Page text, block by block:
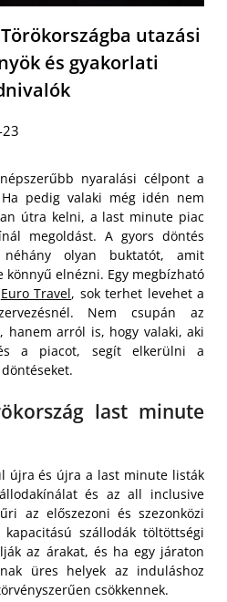
utazási
és gyakorlati
nyaralási célpont a
pedig valaki még idén nem
útra kelni, a last minute piac
megoldást. A gyors döntés
olyan buktatót, amit
könnyű elnézni. Egy megbízható
Euro Travel, sok terhet levehet a
Nem csupán az
hanem arról is, hogy valaki, aki
a piacot, segít elkerülni a
last minute
újra és újra a last minute listák
és az all inclusive
az előszezoni és szezonközi
szállodák töltöttségi
az árakat, és ha egy járaton
üres helyek az induláshoz
csökkennek.